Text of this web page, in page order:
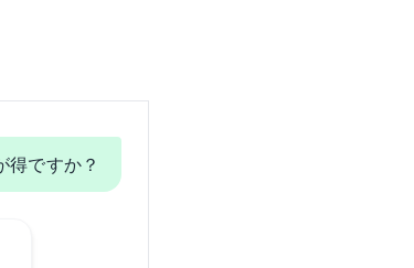
得ですか？